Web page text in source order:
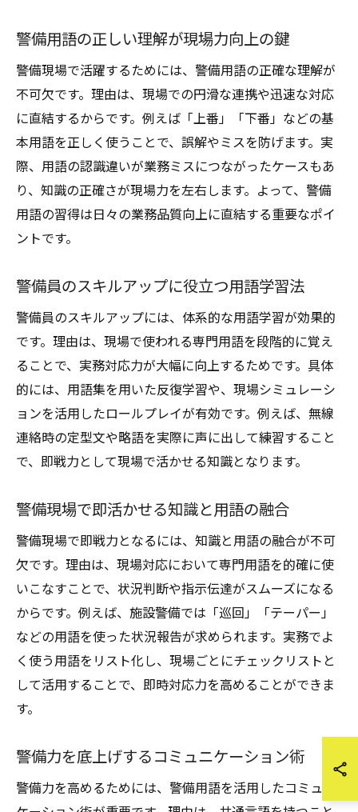
警備用語の正しい理解が現場力向上の鍵
警備現場で活躍するためには、警備用語の正確な理解が
不可欠です。理由は、現場での円滑な連携や迅速な対応
に直結するからです。例えば「上番」「下番」などの基
本用語を正しく使うことで、誤解やミスを防げます。実
際、用語の認識違いが業務ミスにつながったケースもあ
り、知識の正確さが現場力を左右します。よって、警備
用語の習得は日々の業務品質向上に直結する重要なポイ
ントです。
警備員のスキルアップに役立つ用語学習法
警備員のスキルアップには、体系的な用語学習が効果的
です。理由は、現場で使われる専門用語を段階的に覚え
ることで、実務対応力が大幅に向上するためです。具体
的には、用語集を用いた反復学習や、現場シミュレーシ
ョンを活用したロールプレイが有効です。例えば、無線
連絡時の定型文や略語を実際に声に出して練習すること
で、即戦力として現場で活かせる知識となります。
警備現場で即活かせる知識と用語の融合
警備現場で即戦力となるには、知識と用語の融合が不可
欠です。理由は、現場対応において専門用語を的確に使
いこなすことで、状況判断や指示伝達がスムーズになる
からです。例えば、施設警備では「巡回」「テーパー」
などの用語を使った状況報告が求められます。実務でよ
く使う用語をリスト化し、現場ごとにチェックリストと
して活用することで、即時対応力を高めることができま
す。
警備力を底上げするコミュニケーション術
警備力を高めるためには、警備用語を活用したコミュニ